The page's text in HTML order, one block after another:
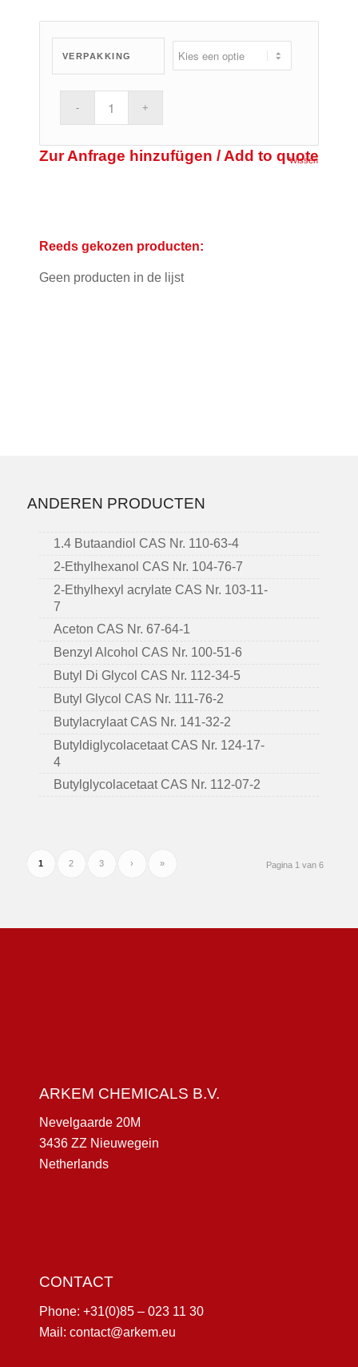
VERPAKKING
Wissen
Zur Anfrage hinzufügen / Add to quote
Reeds gekozen producten:
Geen producten in de lijst
ANDEREN PRODUCTEN
1.4 Butaandiol CAS Nr. 110-63-4
2-Ethylhexanol CAS Nr. 104-76-7
2-Ethylhexyl acrylate CAS Nr. 103-11-
7
Aceton CAS Nr. 67-64-1
Benzyl Alcohol CAS Nr. 100-51-6
Butyl Di Glycol CAS Nr. 112-34-5
Butyl Glycol CAS Nr. 111-76-2
Butylacrylaat CAS Nr. 141-32-2
Butyldiglycolacetaat CAS Nr. 124-17-
4
Butylglycolacetaat CAS Nr. 112-07-2
Pagina 1 van 6
1 2 3 › »
ARKEM CHEMICALS B.V.
Nevelgaarde 20M
3436 ZZ Nieuwegein
Netherlands
CONTACT
Phone: +31(0)85 – 023 11 30
Mail: contact@arkem.eu